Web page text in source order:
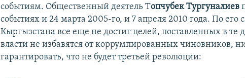
событиям. Общественный деятель Топчубек Тургуналиев
событиях и 24 марта 2005-го, и 7 апреля 2010 года. По его
Кыргызстана все еще не достиг целей, поставленных в те
власти не избавятся от коррумпированных чиновников,
гарантировать, что не будет третьей революции: